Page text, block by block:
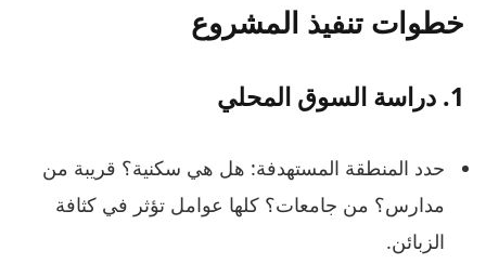
خطوات تنفيذ المشروع
1. دراسة السوق المحلي
حدد المنطقة المستهدفة: هل هي سكنية؟ قريبة من
مدارس؟ من جامعات؟ كلها عوامل تؤثر في كثافة
الزبائن.